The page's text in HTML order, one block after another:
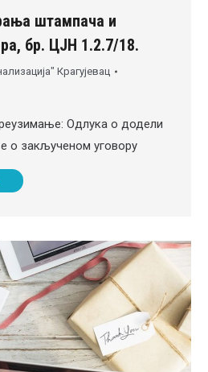
штампача и
бр. ЦЈН 1.2.7/18.
Крагујевац
Одлука о додели
о закљученом уговору